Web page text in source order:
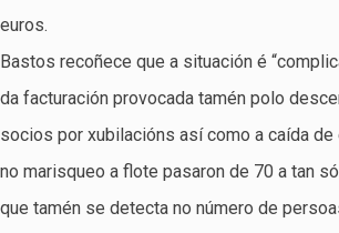
euros.
Bastos recoñece que a situación é
da facturación provocada tamén polo
socios por xubilacións así como a caída de
no marisqueo a flote pasaron de 70 a tan
que tamén se detecta no número de